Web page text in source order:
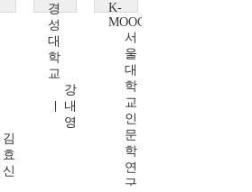
김
효
신
경
성
대
학
교
강
내
영
K-
MOOC
서
울
대
학
교
인
문
학
연
구